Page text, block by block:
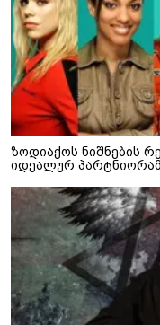
ზოდიაქოს ნიშნების
იდეალურ